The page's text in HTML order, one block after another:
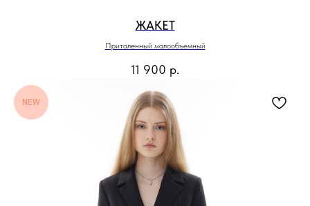
ЖАКЕТ
Приталенный малообъемный
11 900 р.
NEW